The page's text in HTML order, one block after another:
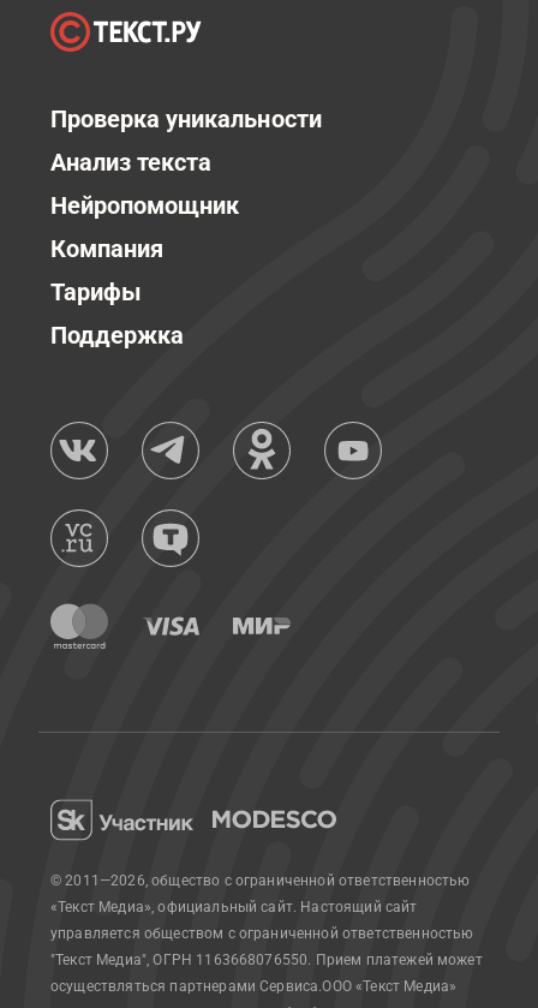
Проверка уникальности
Анализ текста
Нейропомощник
Компания
Тарифы
Поддержка
© 2011—2026, общество с ограниченной ответственностью
«Текст Медиа», официальный сайт. Настоящий сайт
управляется обществом с ограниченной ответственностью
"Текст Медиа", ОГРН 1163668076550. Прием платежей может
осуществляться партнерами Сервиса.ООО «Текст Медиа»